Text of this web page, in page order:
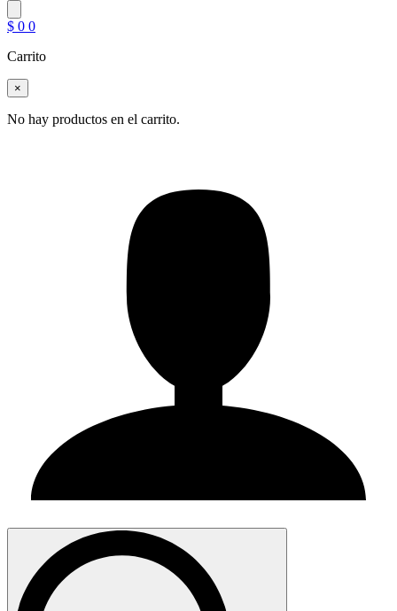
$ 0 0
Carrito
×
No hay productos en el carrito.